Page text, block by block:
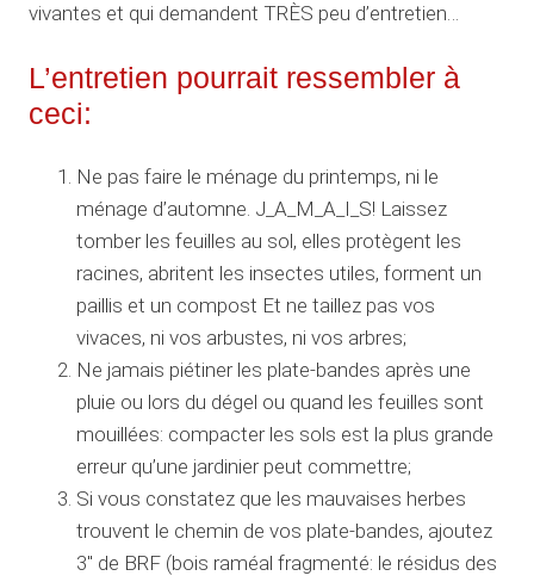
vivantes et qui demandent TRÈS peu d’entretien…
L’entretien pourrait ressembler à
ceci:
Ne pas faire le ménage du printemps, ni le
ménage d’automne. J_A_M_A_I_S! Laissez
tomber les feuilles au sol, elles protègent les
racines, abritent les insectes utiles, forment un
paillis et un compost Et ne taillez pas vos
vivaces, ni vos arbustes, ni vos arbres;
Ne jamais piétiner les plate-bandes après une
pluie ou lors du dégel ou quand les feuilles sont
mouillées: compacter les sols est la plus grande
erreur qu’une jardinier peut commettre;
Si vous constatez que les mauvaises herbes
trouvent le chemin de vos plate-bandes, ajoutez
3″ de BRF (bois raméal fragmenté: le résidus des